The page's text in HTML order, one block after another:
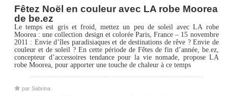
Fêtez Noël en couleur avec LA robe Moorea
de be.ez
Le temps est gris et froid, mettez un peu de soleil avec LA robe
Moorea : une collection design et colorée Paris, France – 15 novembre
2011 : Envie d’îles paradisiaques et de destinations de rêve ? Envie de
couleur et de soleil ? En cette période de Fêtes de fin d’année, be.ez,
concepteur d’accessoires tendance pour la vie nomade, propose LA
robe Moorea, pour apporter une touche de chaleur à ce temps
par Sabrina